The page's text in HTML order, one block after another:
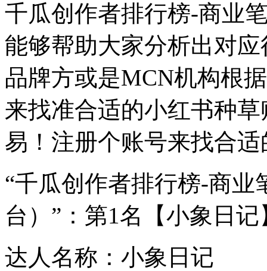
千瓜创作者排行榜-商业
能够帮助大家分析出对
品牌方或是MCN机构根
来找准合适的小红书种
易！注册个账号来找合
“千瓜创作者排行榜-商
台）”：第1名【小象日
达人名称：小象日记